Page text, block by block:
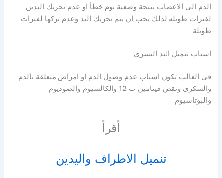
الدم الى الاعصاب نتيجة وضعية نوم خطأ او عدم تحريك اليدين
لفترات طويله لذلك يجب ان يتم تحريك اليد وعدم تركها لفترات
طويلة
اسباب تنميل اليد اليسرى
فى الغالب تكون اسباب عدم وصول الدم او امراض متعلقة بالدم
والسكرى ونقص فيتامين ب 12 والكالسيوم والصوديوم
والبوتاسيوم
أقرأ
تنميل الاطراف واليدين